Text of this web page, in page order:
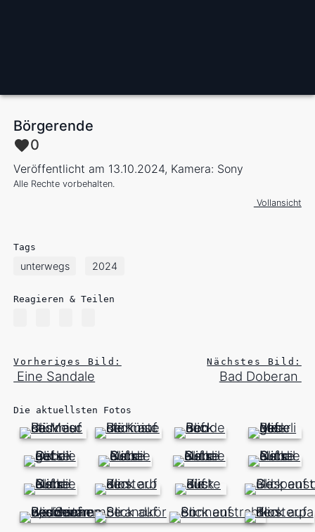
Börgerende
0
Veröffentlicht am 13.10.2024, Kamera: Sony
Alle Rechte vorbehalten.
Vollansicht
Tags
unterwegs 2024
Reagieren & Teilen
Vorheriges Bild:
Eine Sandale
Nächstes Bild:
Bad Doberan
Die aktuellsten Fotos